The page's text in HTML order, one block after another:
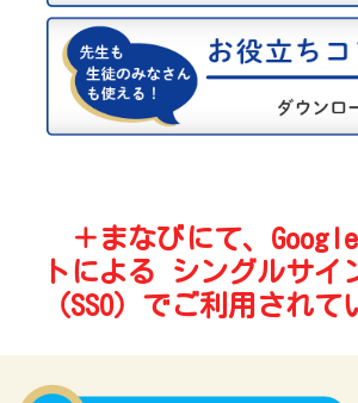
＋まなびにて、
トによる シングルサイ
（SSO）でご利用され